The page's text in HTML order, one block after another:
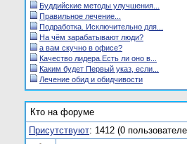
Буддийские методы улучшения...
Правильное лечение...
Подработка. Исключительно для...
На чём зарабатывают люди?
а вам скучно в офисе?
Качество лидера.Есть ли оно в...
Каким будет Первый указ, если...
Лечение обид и обидчивости
Кто на форуме
Присутствуют: 1412 (0